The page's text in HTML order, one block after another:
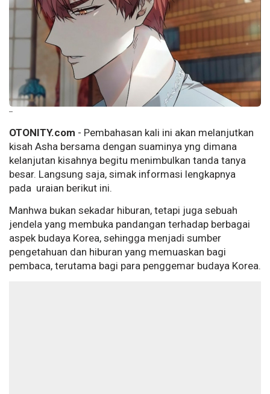
--
OTONITY.com - Pembahasan kali ini akan melanjutkan
kisah Asha bersama dengan suaminya yng dimana
kelanjutan kisahnya begitu menimbulkan tanda tanya
besar. Langsung saja, simak informasi lengkapnya
pada uraian berikut ini.
Manhwa bukan sekadar hiburan, tetapi juga sebuah
jendela yang membuka pandangan terhadap berbagai
aspek budaya Korea, sehingga menjadi sumber
pengetahuan dan hiburan yang memuaskan bagi
pembaca, terutama bagi para penggemar budaya Korea.